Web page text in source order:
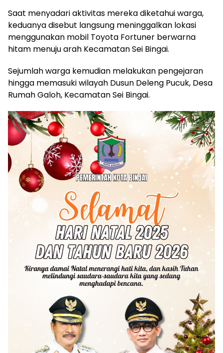
Saat menyadari aktivitas mereka diketahui warga,
keduanya disebut langsung meninggalkan lokasi
menggunakan mobil Toyota Fortuner berwarna
hitam menuju arah Kecamatan Sei Bingai.
Sejumlah warga kemudian melakukan pengejaran
hingga memasuki wilayah Dusun Deleng Pucuk, Desa
Rumah Galoh, Kecamatan Sei Bingai.